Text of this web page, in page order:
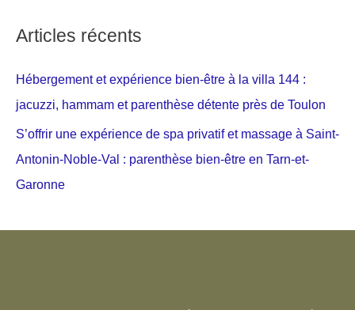
Articles récents
Hébergement et expérience bien-être à la villa 144 :
jacuzzi, hammam et parenthèse détente près de Toulon
S’offrir une expérience de spa privatif et massage à Saint-
Antonin-Noble-Val : parenthèse bien-être en Tarn-et-
Garonne